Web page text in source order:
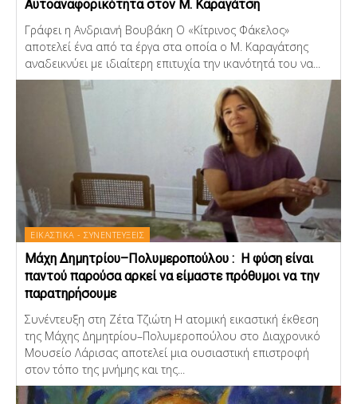
Αυτοαναφορικότητα στον Μ. Καραγάτση
Γράφει η Ανδριανή Βουβάκη Ο «Κίτρινος Φάκελος»
αποτελεί ένα από τα έργα στα οποία ο Μ. Καραγάτσης
αναδεικνύει με ιδιαίτερη επιτυχία την ικανότητά του να...
ΕΙΚΑΣΤΙΚΑ - ΣΥΝΕΝΤΕΥΞΕΙΣ
Μάχη Δημητρίου–Πολυμεροπούλου : Η φύση είναι
παντού παρούσα αρκεί να είμαστε πρόθυμοι να την
παρατηρήσουμε
Συνέντευξη στη Ζέτα Τζιώτη Η ατομική εικαστική έκθεση
της Μάχης Δημητρίου–Πολυμεροπούλου στο Διαχρονικό
Μουσείο Λάρισας αποτελεί μια ουσιαστική επιστροφή
στον τόπο της μνήμης και της...